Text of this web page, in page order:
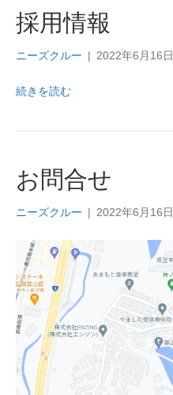
採用情報
ニーズクルー | 2022年6月16日
続きを読む
お問合せ
ニーズクルー | 2022年6月16日